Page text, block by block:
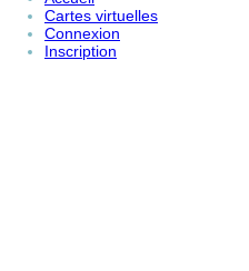
Cartes virtuelles
Connexion
Inscription